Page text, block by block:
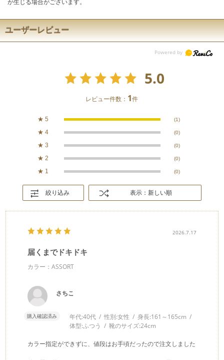
が生じる場合がございます。
ユーザーレビュー
5.0
レビュー件数： 1件
★ 5 (1)
★ 4 (0)
★ 3 (0)
★ 2 (0)
★ 1 (0)
絞り込み 表示：新しい順
2026.7.17
届くまでドキドキ
カラー：ASSORT
さちこ
購入確認済み 年代:40代 性別:女性 身長:161～165cm
体型:ふつう 靴のサイズ:24cm
カラー指定ができずに、値段はお手頃だったので注文しました